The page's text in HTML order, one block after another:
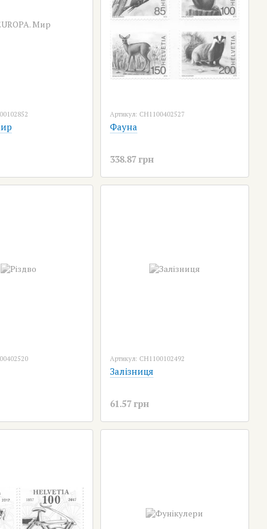
Артикул: CH1100402527
Фауна
338.87 грн
Артикул: CH1100102492
Залізниця
61.57 грн